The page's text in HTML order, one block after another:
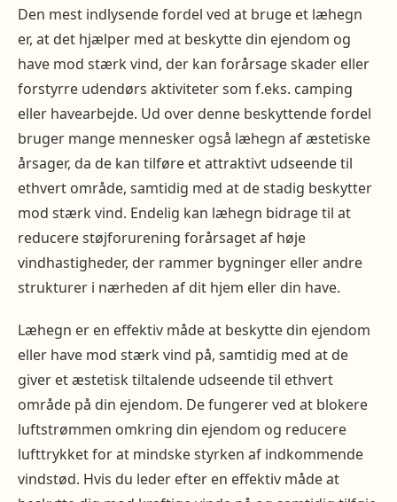
Den mest indlysende fordel ved at bruge et læhegn
er, at det hjælper med at beskytte din ejendom og
have mod stærk vind, der kan forårsage skader eller
forstyrre udendørs aktiviteter som f.eks. camping
eller havearbejde. Ud over denne beskyttende fordel
bruger mange mennesker også læhegn af æstetiske
årsager, da de kan tilføre et attraktivt udseende til
ethvert område, samtidig med at de stadig beskytter
mod stærk vind. Endelig kan læhegn bidrage til at
reducere støjforurening forårsaget af høje
vindhastigheder, der rammer bygninger eller andre
strukturer i nærheden af dit hjem eller din have.
Læhegn er en effektiv måde at beskytte din ejendom
eller have mod stærk vind på, samtidig med at de
giver et æstetisk tiltalende udseende til ethvert
område på din ejendom. De fungerer ved at blokere
luftstrømmen omkring din ejendom og reducere
lufttrykket for at mindske styrken af indkommende
vindstød. Hvis du leder efter en effektiv måde at